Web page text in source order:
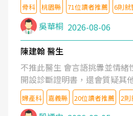
骨科 桃園縣 71位讀者推薦 6則就
吳華桐 2026-08-06
陳建翰 醫生
不推此醫生 會言語挑釁並情緒
開設診斷證明書，還會質疑其
婦產科 嘉義縣 20位讀者推薦 2則